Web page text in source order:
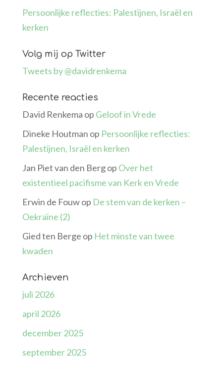
Persoonlijke reflecties: Palestijnen, Israël en
kerken
Volg mij op Twitter
Tweets by @davidrenkema
Recente reacties
David Renkema op Geloof in Vrede
Dineke Houtman op Persoonlijke reflecties:
Palestijnen, Israël en kerken
Jan Piet van den Bergop Over het
existentieel pacifisme van Kerk en Vrede
Erwin de Fouwop De stem van de kerken –
Oekraïne (2)
Gied ten Berge op Het minste van twee
kwaden
Archieven
juli 2026
april 2026
december 2025
september 2025